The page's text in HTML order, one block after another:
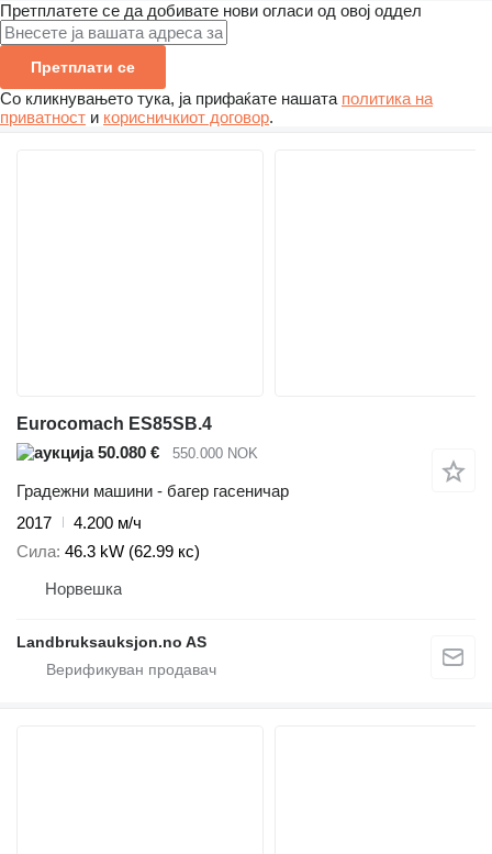
Претплатете се да добивате нови огласи од овој оддел
Претплати се
Со кликнувањето тука, ја прифаќате нашата политика на
приватност и корисничкиот договор.
Eurocomach ES85SB.4
50.080 €
550.000 NOK
Градежни машини - багер гасеничар
2017
4.200 м/ч
Сила 46.3 kW (62.99 кс)
Норвешка
Landbruksauksjon.no AS